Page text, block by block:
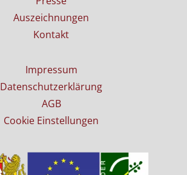
Auszeichnungen
Kontakt
Impressum
Datenschutzerklärung
AGB
Cookie Einstellungen